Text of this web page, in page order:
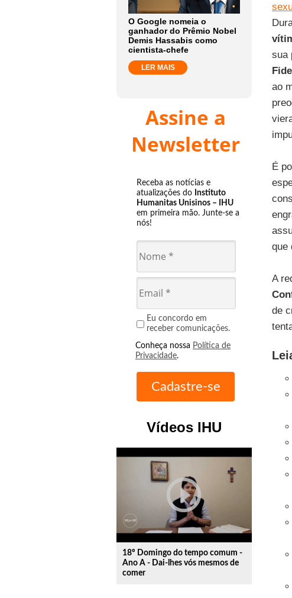
O Google nomeia o
ganhador do Prêmio Nobel
Demis Hassabis como
cientista-chefe
LER MAIS
Assine a
Newsletter
Receba as notícias e
atualizações do Instituto
Humanitas Unisinos – IHU
em primeira mão. Junte-se a
nós!
Eu concordo em
receber comunicações.
Conheça nossa Política de
Privacidade.
Vídeos IHU
play_circle_outline
18º Domingo do tempo comum -
Ano A - Dai-lhes vós mesmos de
comer
sua
ao
É
que
A
de